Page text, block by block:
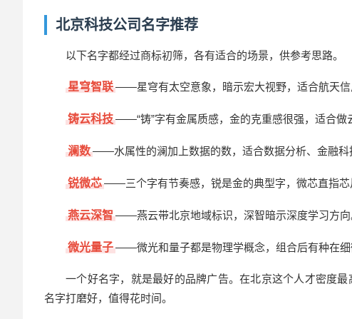
北京科技公司名字推荐
以下名字都经过商标初筛，各有适合的场景，供参考思路。
星穹智联——星穹有太空意象，暗示宏大视野，适合航天信
铸云科技——“铸”字有金属质感，金的克重感很强，适合做
澜数——水属性的澜加上数据的数，适合数据分析、金融科
锐微芯——三个字有节奏感，锐是金的典型字，微芯直指芯
燕云深智——燕云带北京地域标识，深智暗示深度学习方向
微光量子——微光和量子都是物理学概念，组合后有种在细
一个好名字，就是最好的品牌广告。在北京这个人才密度
名字打磨好，值得花时间。